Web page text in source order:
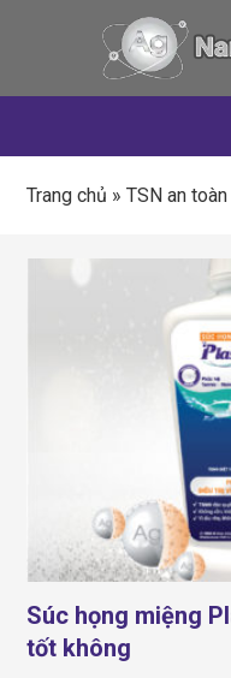
Trang chủ »TSN an
Súc họng miệng
tốt không